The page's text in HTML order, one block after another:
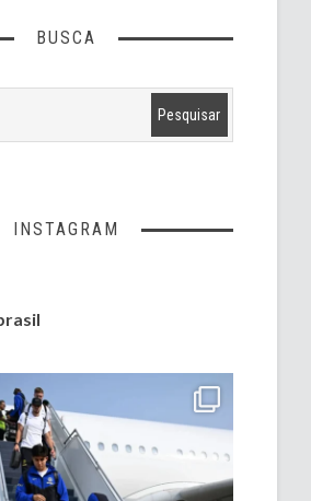
BUSCA
INSTAGRAM